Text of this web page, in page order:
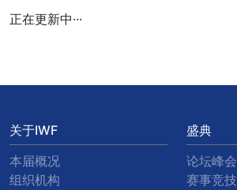
正在更新中···
关于IWF
本届概况
组织机构
盛典
论坛峰会
赛事竞技